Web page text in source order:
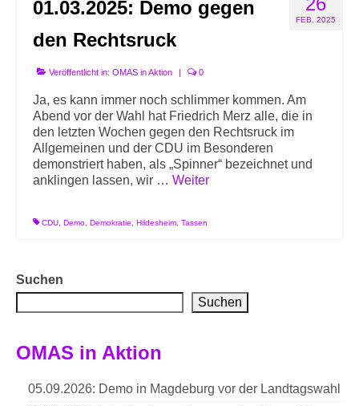
Info-Links gegen Rechts
FEB. 2025
01.03.2025: Demo gegen
den Rechtsruck
Veröffentlicht in: OMAS in Aktion | 0
Ja, es kann immer noch schlimmer kommen. Am
Abend vor der Wahl hat Friedrich Merz alle, die in
den letzten Wochen gegen den Rechtsruck im
Allgemeinen und der CDU im Besonderen
demonstriert haben, als „Spinner“ bezeichnet und
anklingen lassen, wir … Weiter
CDU Demo Demokratie Hildesheim Tassen
Suchen
Suchen
OMAS in Aktion
05.09.2026: Demo in Magdeburg vor der Landtagswahl